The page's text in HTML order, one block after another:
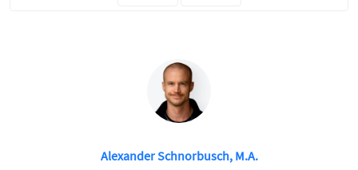
Alexander Schnorbusch, M.A.